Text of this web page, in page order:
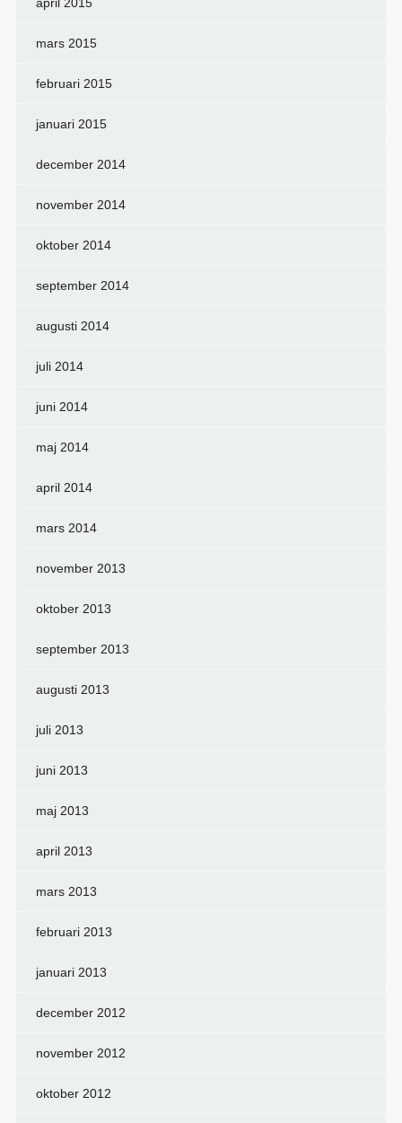
mars 2015
februari 2015
januari 2015
december 2014
november 2014
oktober 2014
september 2014
augusti 2014
juli 2014
juni 2014
maj 2014
april 2014
mars 2014
november 2013
oktober 2013
september 2013
augusti 2013
juli 2013
juni 2013
maj 2013
april 2013
mars 2013
februari 2013
januari 2013
december 2012
november 2012
oktober 2012